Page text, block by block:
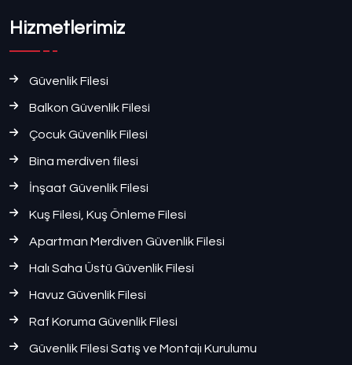
Hizmetlerimiz
Güvenlik Filesi
Balkon Güvenlik Filesi
Çocuk Güvenlik Filesi
Bina merdiven filesi
İnşaat Güvenlik Filesi
Kuş Filesi, Kuş Önleme Filesi
Apartman Merdiven Güvenlik Filesi
Halı Saha Üstü Güvenlik Filesi
Havuz Güvenlik Filesi
Raf Koruma Güvenlik Filesi
Güvenlik Filesi Satış ve Montajı Kurulumu